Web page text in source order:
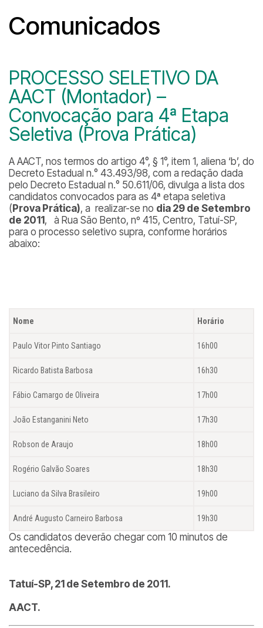
Comunicados
PROCESSO SELETIVO DA
AACT (Montador) –
Convocação para 4ª Etapa
Seletiva (Prova Prática)
A AACT, nos termos do artigo 4°, § 1°, item 1, aliena ‘b’, do
Decreto Estadual n.° 43.493/98, com a redação dada
pelo Decreto Estadual n.° 50.611/06, divulga a lista dos
candidatos convocados para as 4ª etapa seletiva
( Prova Prática), a realizar-se no dia 29 de Setembro
de 2011 , à Rua São Bento, nº 415, Centro, Tatuí-SP,
para o processo seletivo supra, conforme horários
abaixo:
Nome Horário
Paulo Vitor Pinto Santiago 16h00
Ricardo Batista Barbosa 16h30
Fábio Camargo de Oliveira 17h00
João Estanganini Neto 17h30
Robson de Araujo 18h00
Rogério Galvão Soares 18h30
Luciano da Silva Brasileiro 19h00
André Augusto Carneiro Barbosa 19h30
Os candidatos deverão chegar com 10 minutos de
antecedência.
Tatuí-SP, 21 de Setembro de 2011.
AACT.